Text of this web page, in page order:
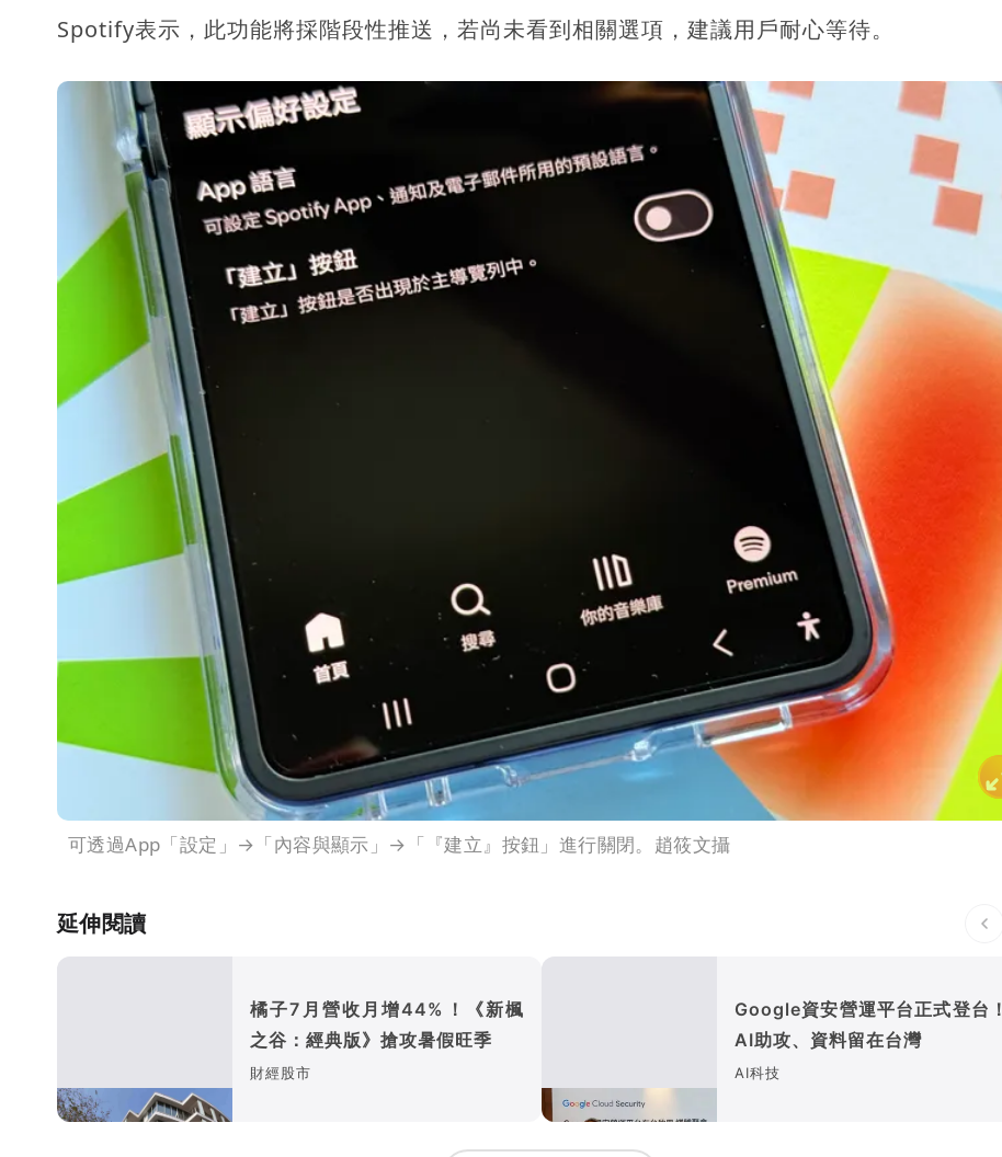
Spotify表示，此功能將採階段性推送，若尚未看到相關選項，建議用戶耐心等待。
可透過App「設定」→「內容與顯示」→「『建立』按鈕」進行關閉。趙筱文攝
延伸閱讀
橘子7月營收月增44%！《新楓
之谷：經典版》搶攻暑假旺季
財經股市
Google資安營運平台正式登台！
AI助攻、資料留在台灣
AI科技